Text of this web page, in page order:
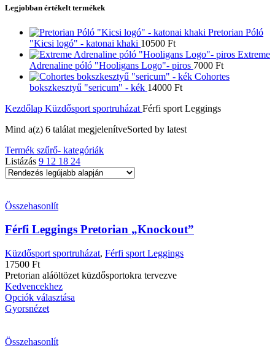
Legjobban értékelt termékek
Pretorian Póló
"Kicsi logó" - katonai khaki 10500 Ft
Extreme
Adrenaline póló "Hooligans Logo"- piros 7000 Ft
Cohortes
bokszkesztyű "sericum" - kék 14000 Ft
Kezdőlap Küzdősport sportruházat Férfi sport Leggings
Mind a(z) 6 találat megjelenítveSorted by latest
Termék szűrő- kategóriák
Listázás 9 12 18 24
Összehasonlít
Férfi Leggings Pretorian „Knockout”
Küzdősport sportruházat, Férfi sport Leggings
17500 Ft
Pretorian aláöltözet küzdősportokra tervezve
Kedvencekhez
Opciók választása
Gyorsnézet
Összehasonlít